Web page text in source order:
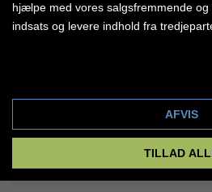
Hvor lang er turen fra
hjælpe med vores salgsfremmende
indsats og levere indhold fra
AFVIS
TILLAD